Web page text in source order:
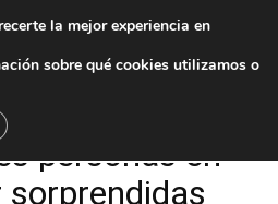
personas en
la mejor experiencia en
sobre qué cookies utilizamos o